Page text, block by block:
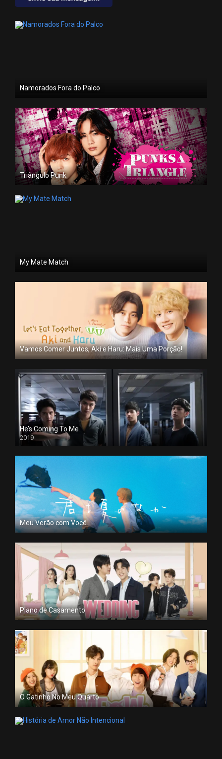
Namorados Fora do Palco
Triângulo Punk
My Mate Match
Vamos Comer Juntos, Aki e Haru: Mais Uma Porção!
He’s Coming To Me
2019
Meu Verão com Você
Plano de Casamento
O Gatinho No Meu Quarto